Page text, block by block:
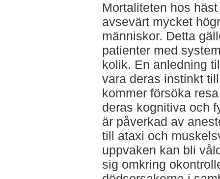
Mortaliteten hos
avsevärt mycket
människor. Detta
patienter med
kolik. En anledning
vara deras instinkt
kommer försöka
deras kognitiva och
är påverkad av
till ataxi och
uppvaken kan bli
sig omkring